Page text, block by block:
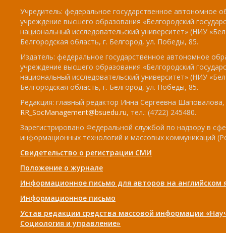
Учредитель: федеральное государственное автономное
учреждение высшего образования «Белгородский
национальный исследовательский университет» (НИУ
Белгородская область, г. Белгород, ул. Победы, 85.
Издатель: федеральное государственное автономное
учреждение высшего образования «Белгородский
национальный исследовательский университет» (НИУ
Белгородская область, г. Белгород, ул. Победы, 85.
Редакция: главный редактор Инна Сергеевна
RR_SocManagement@bsuedu.ru, тел.: (4722) 245480.
Зарегистрировано Федеральной службой по надзору в
информационных технологий и массовых коммуникаций
Свидетельство о регистрации СМИ
Положение о журнале
Информационное письмо для авторов на английском
Информационное письмо
Устав редакции средства массовой информации
Социология и управление»